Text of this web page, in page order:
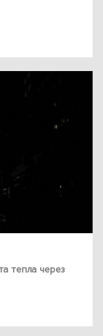
тепла через